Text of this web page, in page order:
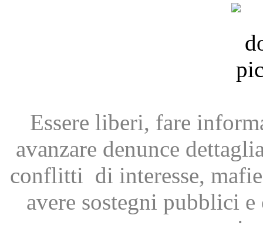
Essere liberi, fare
avanzare denunce
conflitti di interesse,
avere sostegni pubblici